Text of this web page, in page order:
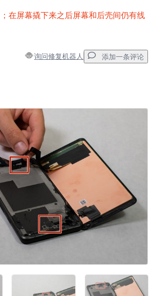
在屏幕撬下来之后屏幕和后壳间仍有线
询问修复机器人 添加一条评论
取消 发帖评论